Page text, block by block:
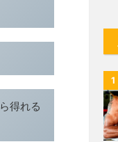
得れる
1